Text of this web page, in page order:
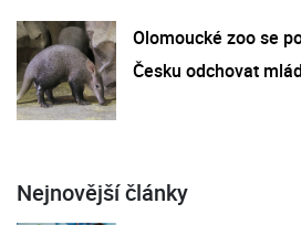
Olomoucké zoo se
Česku odchovat
Nejnovější články